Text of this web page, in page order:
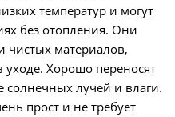
температур и могут
без отопления. Они
чистых материалов,
Хорошо переносят
солнечных лучей и влаги.
прост и не требует